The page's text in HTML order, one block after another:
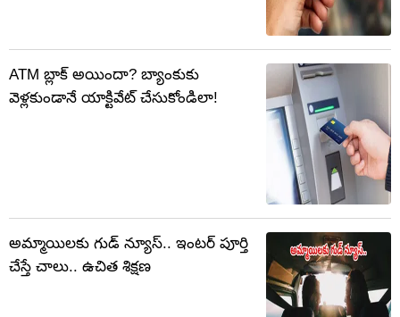
ATM బ్లాక్ అయిందా? బ్యాంకుకు
వెళ్లకుండానే యాక్టివేట్ చేసుకోండిలా!
అమ్మాయిలకు గుడ్ న్యూస్.. ఇంటర్ పూర్తి
చేస్తే చాలు.. ఉచిత శిక్షణ